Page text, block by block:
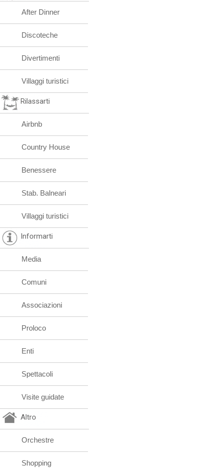
After Dinner
Discoteche
Divertimenti
Villaggi turistici
Rilassarti
Airbnb
Country House
Benessere
Stab. Balneari
Villaggi turistici
Informarti
Media
Comuni
Associazioni
Proloco
Enti
Spettacoli
Visite guidate
Altro
Orchestre
Shopping